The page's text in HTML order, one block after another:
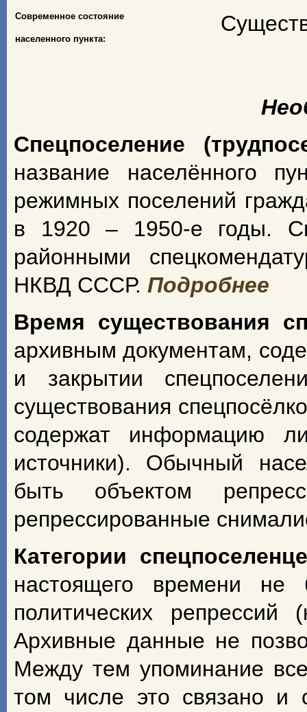
Современное состояние
населенного пункта:
Спецпоселение
название населённого
режимных поселений
в 1920 – 1950-е годы.
районными
НКВД СССР. Подробнее
Время существования
архивным документам,
и закрытии
существования
содержат информацию
источники). Обычный
быть объектом
репрессированные
Категории
настоящего времени не
политических
Архивные данные не
Между тем упоминание
том числе это связано и